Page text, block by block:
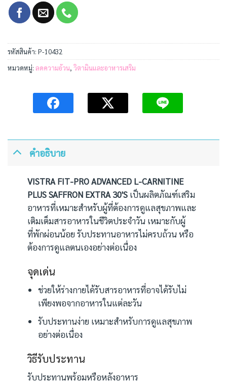
รหัสสินค้า: P-10432
หมวดหมู่: ลดความอ้วน, วิตามินและอาหารเสริม
คำอธิบาย
VISTRA FIT-PRO ADVANCED L-CARNITINE
PLUS SAFFRON EXTRA 30'Sเป็นผลิตภัณฑ์เสริม
อาหารที่เหมาะสำหรับผู้ที่ต้องการดูแลสุขภาพและ
เติมเต็มสารอาหารในชีวิตประจำวัน เหมาะกับผู้
ที่พักผ่อนน้อย รับประทานอาหารไม่ครบถ้วน หรือ
ต้องการดูแลตนเองอย่างต่อเนื่อง
จุดเด่น
ช่วยให้ร่างกายได้รับสารอาหารที่อาจได้รับไม่
เพียงพอจากอาหารในแต่ละวัน
รับประทานง่าย เหมาะสำหรับการดูแลสุขภาพ
อย่างต่อเนื่อง
วิธีรับประทาน
รับประทานพร้อมหรือหลังอาหาร